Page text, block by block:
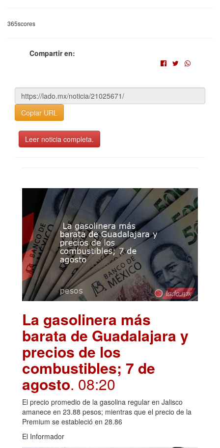
365scores
Compartir en:
Copiar URL
Leer noticia completa.
La gasolinera más
barata de Guadalajara y
precios de los
combustibles; 7 de
agosto. 08:20
El precio promedio de la gasolina regular en Jalisco
amanece en 23.88 pesos; mientras que el precio de la
Premium se estableció en 28.86
El Informador